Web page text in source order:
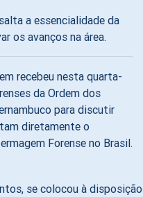
a essencialidade da
os avanços na área.
recebeu nesta quarta-
da Ordem dos
para discutir
diretamente o
Forense no Brasil.
se colocou à